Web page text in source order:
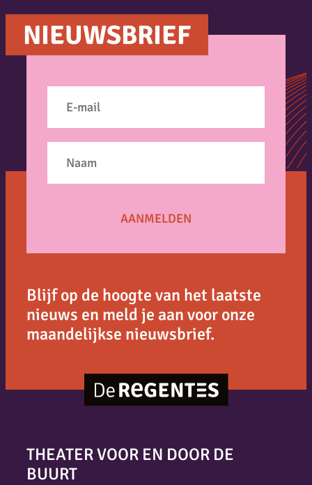
NIEUWSBRIEF
Blijf op de hoogte van het laatste
nieuws en meld je aan voor onze
maandelijkse nieuwsbrief.
THEATER VOOR EN DOOR DE
BUURT